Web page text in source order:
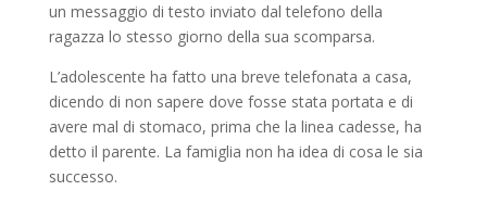
un messaggio di testo inviato dal telefono della
ragazza lo stesso giorno della sua scomparsa.
L’adolescente ha fatto una breve telefonata a casa,
dicendo di non sapere dove fosse stata portata e di
avere mal di stomaco, prima che la linea cadesse, ha
detto il parente. La famiglia non ha idea di cosa le sia
successo.